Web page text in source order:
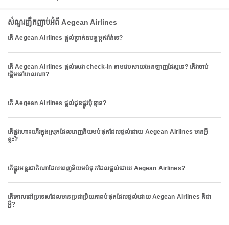
សំណួរញឹកញាប់អំពី Aegean Airlines
តើ Aegean Airlines ផ្តល់ប្រាក់ឧបត្ថម្ភឥវ៉ាន់ទេ?
តើ Aegean Airlines ផ្តល់សេវា check-in តាមវេបសាយ/អនឡាញដែរឬទេ? តើវាចាប់
ផ្តើមនៅពេលណា?
តើ Aegean Airlines ផ្តល់ជូនផ្លូវប៉ុន្មាន?
តើផ្លូវហោះហើរក្នុងស្រុកដែលពេញនិយមបំផុតដែលផ្តល់ដោយ Aegean Airlines មានអ្វី
ខ្លះ?
តើផ្លូវអន្តរជាតិណាដែលពេញនិយមបំផុតដែលផ្តល់ដោយ Aegean Airlines?
តើគោលដៅប្រទេសដែលមានប្រជាប្រិយភាពបំផុតដែលផ្តល់ដោយ Aegean Airlines គឺជា
អ្វី?